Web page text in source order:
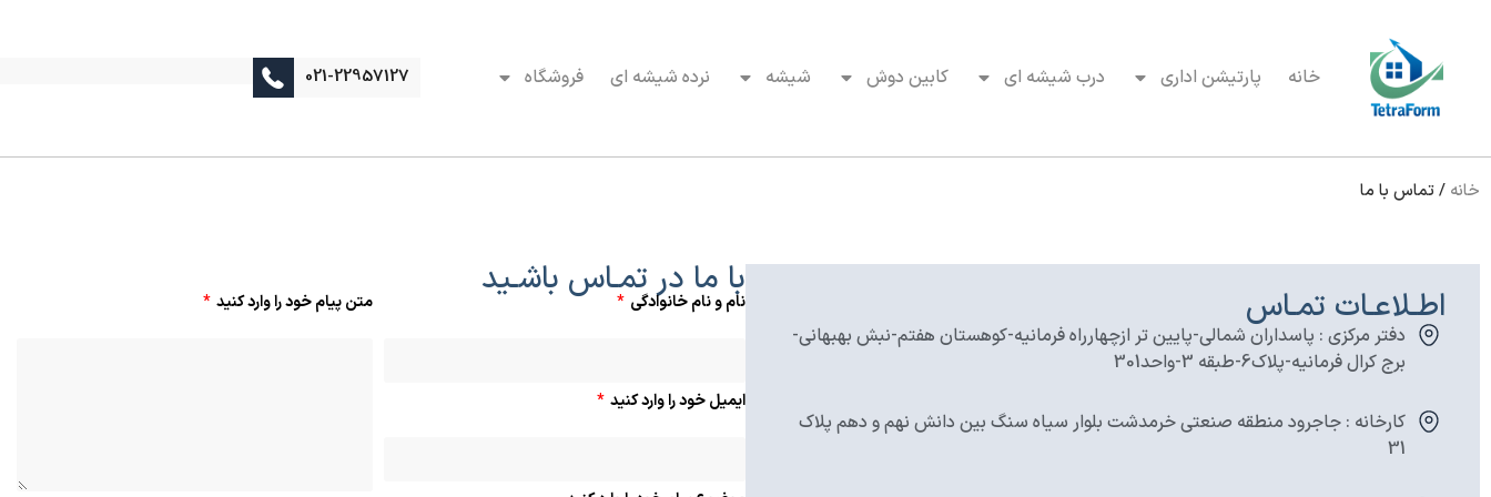
خانه پارتیشن اداری درب شیشه ای کابین دوش شیشه نرده شیشه ای فروشگاه 021-22957127
خانه /تماس با ما
اطـلاعـات تمـاس
دفتر مرکزی : پاسداران شمالی-پایین تر ازچهارراه فرمانیه-کوهستان هفتم-نبش بهبهانی-
برج کرال فرمانیه-پلاک6-طبقه 3-واحد301
کارخانه : جاجرود منطقه صنعتی خرمدشت بلوار سیاه سنگ بین دانش نهم و دهم پلاک
31
با ما در تمـاس باشـید
نام و نام خانوادگی
ایمیل خود را وارد کنید
متن پیام خود را وارد کنید